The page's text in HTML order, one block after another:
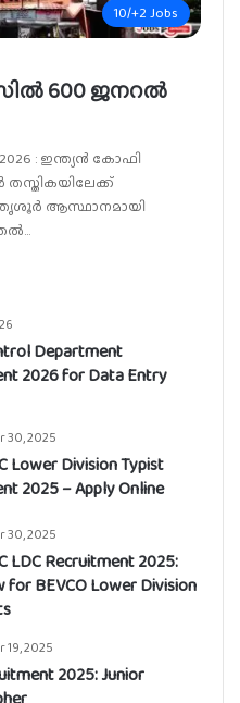
10/+2 Jobs
600 ജനറൽ
2026 : ഇന്ത്യൻ കോഫി
തൃശൂർ ആസ്ഥാനമായി
Department
2026 for Data Entry
30, 2025
Lower Division Typist
2025 – Apply Online
30, 2025
LDC Recruitment 2025:
for BEVCO Lower Division
2025
2025: Junior